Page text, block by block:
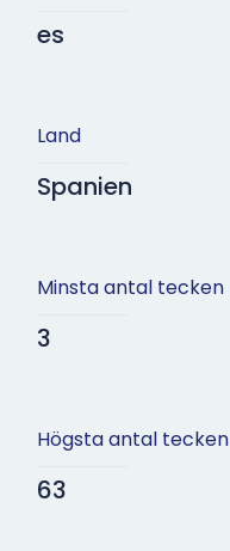
es
Land
Spanien
Minsta antal tecken
3
Högsta antal tecken
63